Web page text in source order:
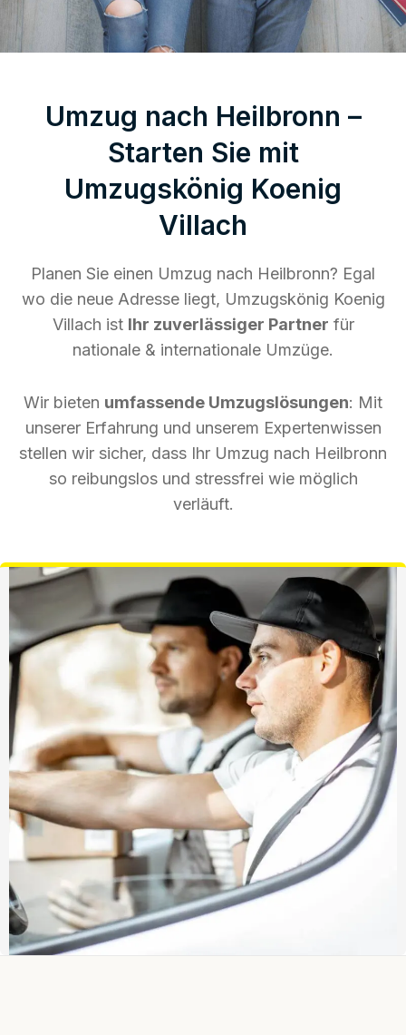
Umzug nach Heilbronn –
Starten Sie mit
Umzugskönig Koenig
Villach
Planen Sie einen Umzug nach Heilbronn? Egal
wo die neue Adresse liegt, Umzugskönig Koenig
Villach ist Ihr zuverlässiger Partner für
nationale & internationale Umzüge.
Wir bieten umfassende Umzugslösungen: Mit
unserer Erfahrung und unserem Expertenwissen
stellen wir sicher, dass Ihr Umzug nach Heilbronn
so reibungslos und stressfrei wie möglich
verläuft.